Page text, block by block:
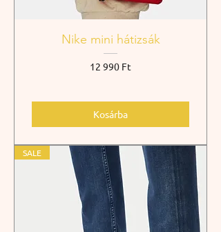
Nike mini hátizsák
Ár
12 990 Ft
Kosárba
SALE